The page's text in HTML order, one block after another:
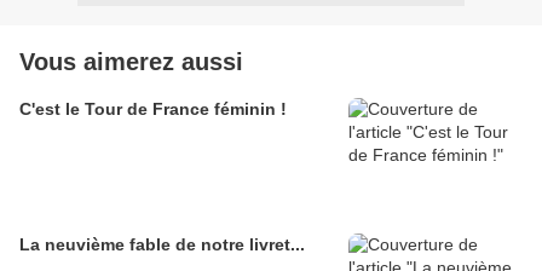
Vous aimerez aussi
C'est le Tour de France féminin !
La neuvième fable de notre livret...